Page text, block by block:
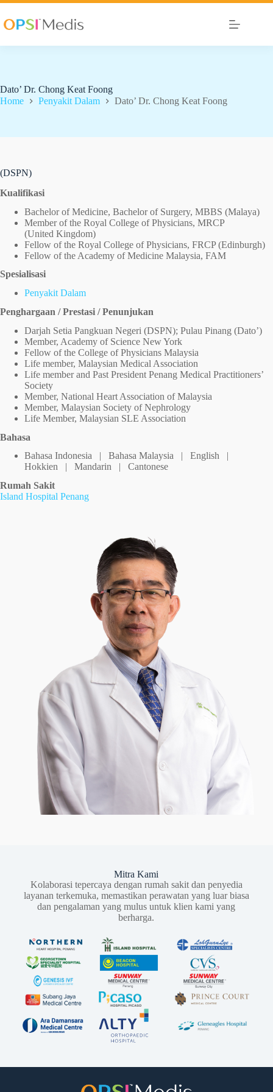
Dato’ Dr. Chong Keat Foong
Home
Penyakit Dalam Dato’ Dr. Chong Keat Foong
(DSPN)
Kualifikasi
Bachelor of Medicine, Bachelor of Surgery, MBBS (Malaya)
Member of the Royal College of Physicians, MRCP
(United Kingdom)
Fellow of the Royal College of Physicians, FRCP (Edinburgh)
Fellow of the Academy of Medicine Malaysia, FAM
Spesialisasi
Penyakit Dalam
Penghargaan / Prestasi / Penunjukan
Darjah Setia Pangkuan Negeri (DSPN); Pulau Pinang (Dato’)
Member, Academy of Science New York
Fellow of the College of Physicians Malaysia
Life member, Malaysian Medical Association
Life member and Past President Penang Medical Practitioners’
Society
Member, National Heart Association of Malaysia
Member, Malaysian Society of Nephrology
Life Member, Malaysian SLE Association
Bahasa
Bahasa Indonesia | Bahasa Malaysia | English |
Hokkien | Mandarin | Cantonese
Rumah Sakit
Island Hospital Penang
Mitra Kami
Kolaborasi tepercaya dengan rumah sakit dan penyedia
layanan terkemuka, memastikan perawatan yang luar biasa
dan pengalaman yang mulus untuk klien kami yang
berharga.